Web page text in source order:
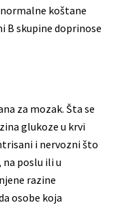
koštane
B skupine doprinose
za mozak. Šta se
glukoze u krvi
i nervozni što
poslu ili u
razine
osobe koja